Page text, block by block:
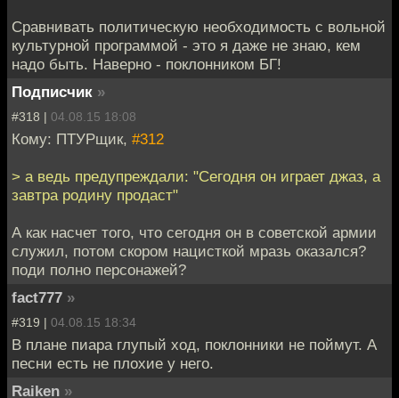
Сравнивать политическую необходимость с вольной
культурной программой - это я даже не знаю, кем
надо быть. Наверно - поклонником БГ!
Подписчик »
#318 | 04.08.15 18:08
Кому: ПТУРщик, #312
> а ведь предупреждали: "Сегодня он играет джаз, а
завтра родину продаст"
А как насчет того, что сегодня он в советской армии
служил, потом скором нацисткой мразь оказался?
поди полно персонажей?
fact777 »
#319 | 04.08.15 18:34
В плане пиара глупый ход, поклонники не поймут. А
песни есть не плохие у него.
Raiken »